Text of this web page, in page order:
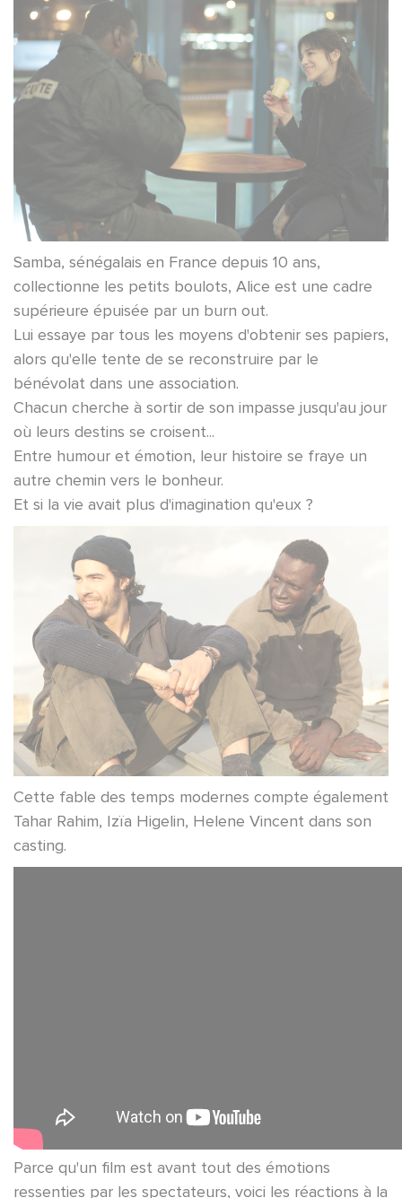
Samba, sénégalais en France depuis 10 ans,
collectionne les petits boulots, Alice est une cadre
supérieure épuisée par un burn out.
Lui essaye par tous les moyens d'obtenir ses papiers,
alors qu'elle tente de se reconstruire par le
bénévolat dans une association.
Chacun cherche à sortir de son impasse jusqu'au jour
où leurs destins se croisent...
Entre humour et émotion, leur histoire se fraye un
autre chemin vers le bonheur.
Et si la vie avait plus d'imagination qu'eux ?
Cette fable des temps modernes compte également
Tahar Rahim, Izïa Higelin, Helene Vincent dans son
casting.
Parce qu'un film est avant tout des émotions
ressenties par les spectateurs, voici les réactions à la